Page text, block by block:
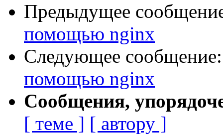
Предыдущее
помощью nginx
Следующее
помощью nginx
Сообщения,
[ теме ] [ автору ]